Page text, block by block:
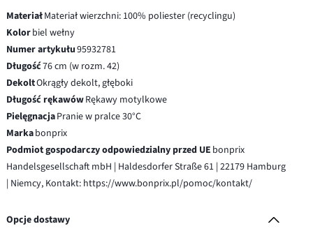
MateriałMateriał wierzchni: 100% poliester (recyclingu)
Kolorbiel wełny
Numer artykułu95932781
Długość76 cm (w rozm. 42)
DekoltOkrągły dekolt, głęboki
Długość rękawówRękawy motylkowe
PielęgnacjaPranie w pralce 30°C
Markabonprix
Podmiot gospodarczy odpowiedzialny przed UE bonprix
Handelsgesellschaft mbH | Haldesdorfer Straße 61 | 22179 Hamburg
| Niemcy, Kontakt: https://www.bonprix.pl/pomoc/kontakt/
Opcje dostawy